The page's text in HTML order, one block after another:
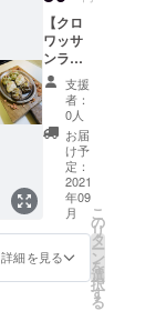
得！
（クー
ル便で
お届け
いたし
ます / 和
製麺と
特殊
スープ
が４
セット
です）
https://
marata
n.tokyo/
【クロ
ワッサ
ンラス
ク3個1
セット
× 10
セット
（30
個）】
【秋田
の方向
け】 単
価 190
円のク
ロワッ
サンラ
支援
者：
0人
お届
け予
定：
2021
年09
月
詳細を見る
こ
の
リ
タ
ー
ン
を
選
択
す
る